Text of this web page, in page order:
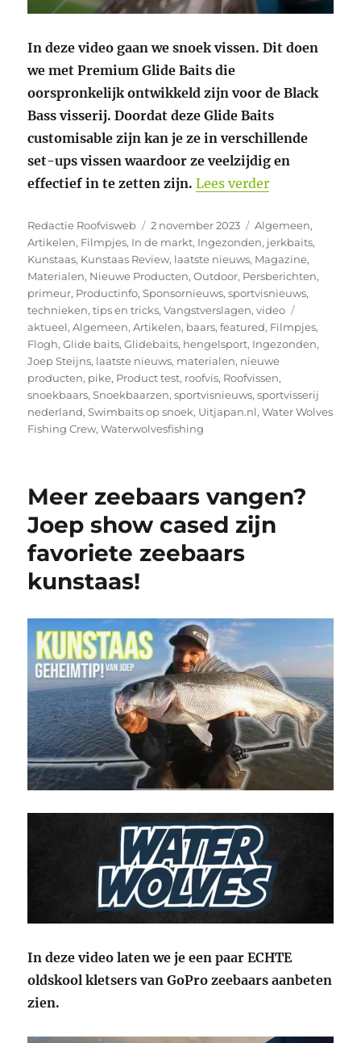
In deze video gaan we snoek vissen. Dit doen
we met Premium Glide Baits die
oorspronkelijk ontwikkeld zijn voor de Black
Bass visserij. Doordat deze Glide Baits
customisable zijn kan je ze in verschillende
set-ups vissen waardoor ze veelzijdig en
effectief in te zetten zijn. Lees verder“Nieuwe
Auteur
Redactie Roofvisweb
Geplaatst
op
2 november 2023 Categorieën
Algemeen,
Artikelen, Filmpjes, In de markt, Ingezonden, jerkbaits,
Kunstaas, Kunstaas Review, laatste nieuws, Magazine,
Materialen, Nieuwe Producten,Outdoor, Persberichten,
primeur, Productinfo,Sponsornieuws,sportvisnieuws,
technieken,tips en tricks,Vangstverslagen,video
aktueel,Algemeen,Artikelen, baars,featured, Filmpjes,
Flogh,Glide baits,Glidebaits, hengelsport, Ingezonden,
Joep Steijns, laatste nieuws, materialen, nieuwe
producten, pike, Product test, roofvis, Roofvissen,
snoekbaars,Snoekbaarzen,sportvisnieuws,sportvisserij
nederland,Swimbaits op snoek, Uitjapan.nl,Water Wolves
Fishing Crew,Waterwolvesfishing
Meer zeebaars vangen?
Joep show cased zijn
favoriete zeebaars
kunstaas!
In deze video laten we je een paar ECHTE
oldskool kletsers van GoPro zeebaars aanbeten
zien.